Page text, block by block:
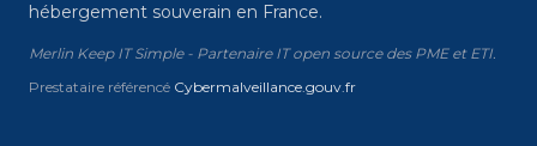
hébergement souverain en France.
Merlin Keep IT Simple - Partenaire IT open source des PME et ETI.
Prestataire référencé Cybermalveillance.gouv.fr